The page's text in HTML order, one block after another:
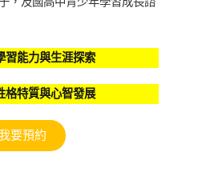
習能力與生涯探索
格特質與心智發展
要預約